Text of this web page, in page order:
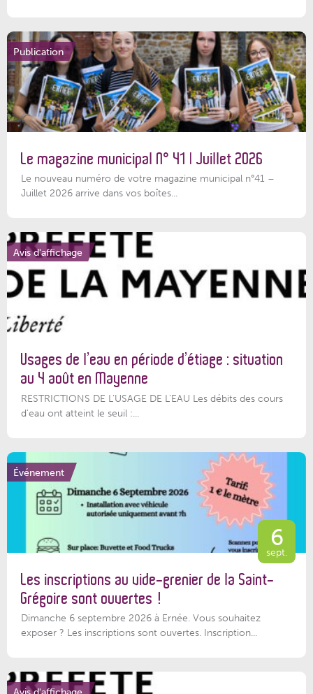
Publication
Le magazine municipal N° 41 | Juillet 2026
Le nouveau numéro de votre magazine municipal n°41 –
Juillet 2026 arrive dans vos boîtes...
Avis d'affichage
Usages de l’eau en période d’étiage : situation
au 4 août en Mayenne
RESTRICTIONS DE L’USAGE DE L’EAU Les débits des cours
d'eau ont atteint le seuil :...
Événement
6
sept.
Les inscriptions au vide-grenier de la Saint-
Grégoire sont ouvertes !
Dimanche 6 septembre 2026 à Ernée. Vous souhaitez
exposer ? Les inscriptions sont ouvertes. Inscription...